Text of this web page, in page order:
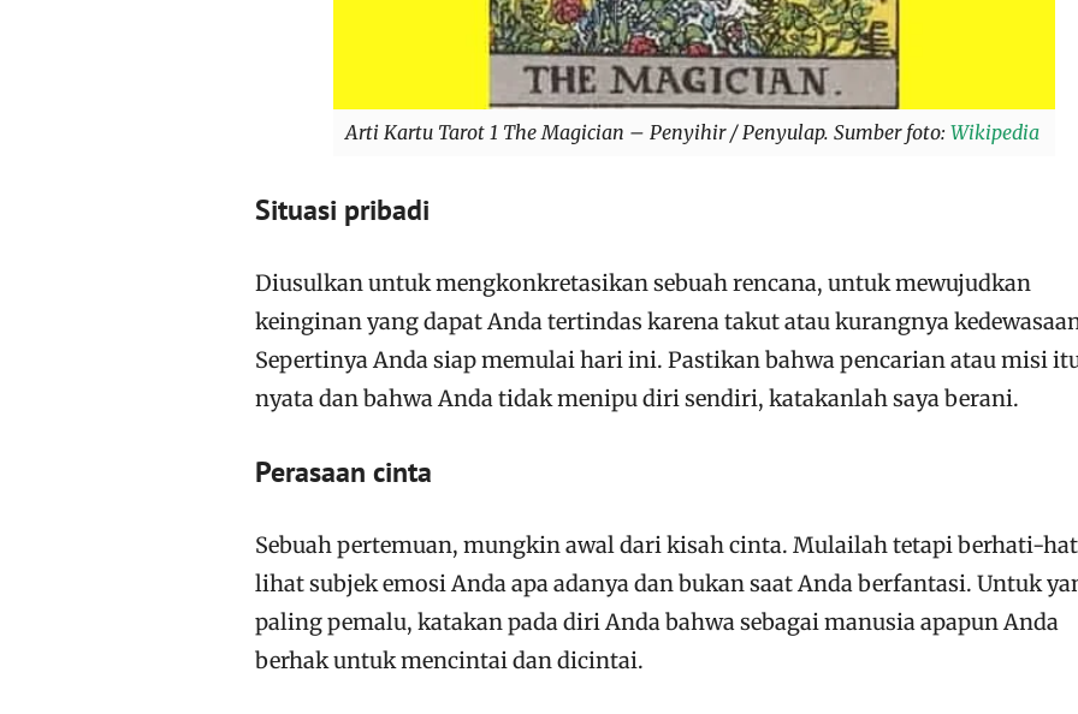
Arti Kartu Tarot 1 The Magician – Penyihir / Penyulap. Sumber foto: Wikipedia
Situasi pribadi
Diusulkan untuk mengkonkretasikan sebuah rencana, untuk mewujudkan
keinginan yang dapat Anda tertindas karena takut atau kurangnya
Sepertinya Anda siap memulai hari ini. Pastikan bahwa pencarian atau misi
nyata dan bahwa Anda tidak menipu diri sendiri, katakanlah saya berani.
Perasaan cinta
Sebuah pertemuan, mungkin awal dari kisah cinta. Mulailah tetapi berhati-
lihat subjek emosi Anda apa adanya dan bukan saat Anda berfantasi. Untuk
paling pemalu, katakan pada diri Anda bahwa sebagai manusia apapun Anda
berhak untuk mencintai dan dicintai.